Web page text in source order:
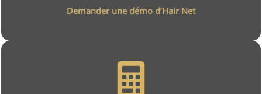
Demander une démo d’Hair Net